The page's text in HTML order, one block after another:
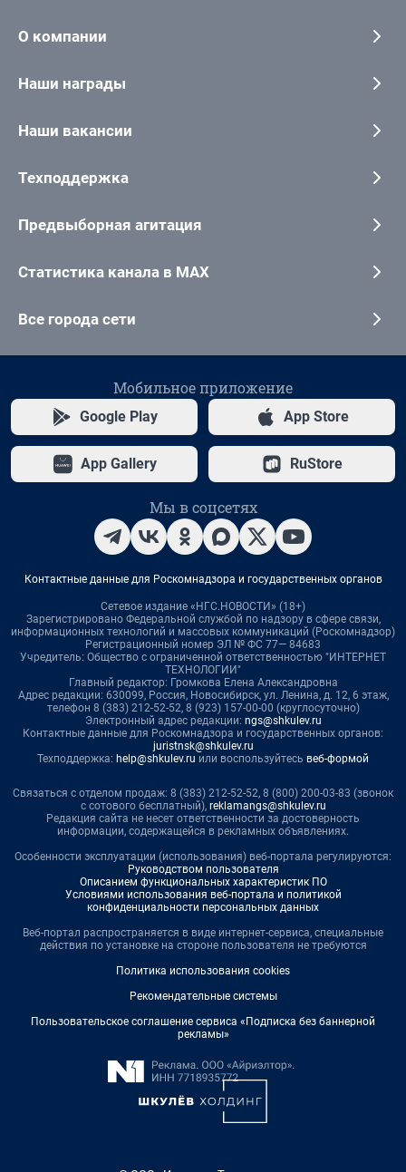
О компании
Наши награды
Наши вакансии
Техподдержка
Предвыборная агитация
Статистика канала в MAX
Все города сети
Мобильное приложение
Google Play App Store
App Gallery RuStore
Мы в соцсетях
Контактные данные для Роскомнадзора и государственных органов
Сетевое издание «НГС.НОВОСТИ» (18+)
Зарегистрировано Федеральной службой по надзору в сфере связи,
информационных технологий и массовых коммуникаций (Роскомнадзор)
Регистрационный номер ЭЛ № ФС 77— 84683
Учредитель: Общество с ограниченной ответственностью "ИНТЕРНЕТ
ТЕХНОЛОГИИ"
Главный редактор: Громкова Елена Александровна
Адрес редакции: 630099, Россия, Новосибирск, ул. Ленина, д. 12, 6 этаж,
телефон 8 (383) 212-52-52, 8 (923) 157-00-00 (круглосуточно)
Электронный адрес редакции: ngs@shkulev.ru
Контактные данные для Роскомнадзора и государственных органов:
juristnsk@shkulev.ru
Техподдержка: help@shkulev.ru или воспользуйтесь веб-формой
Связаться с отделом продаж: 8 (383) 212-52-52, 8 (800) 200-03-83 (звонок
с сотового бесплатный), reklamangs@shkulev.ru
Редакция сайта не несет ответственности за достоверность
информации, содержащейся в рекламных объявлениях.
Особенности эксплуатации (использования) веб-портала регулируются:
Руководством пользователя
Описанием функциональных характеристик ПО
Условиями использования веб-портала и политикой
конфиденциальности персональных данных
Веб-портал распространяется в виде интернет-сервиса, специальные
действия по установке на стороне пользователя не требуются
Политика использования cookies
Рекомендательные системы
Пользовательское соглашение сервиса «Подписка без баннерной
рекламы»